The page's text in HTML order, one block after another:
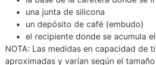
una junta de silicona
un depósito de café (embudo)
el recipiente donde se acumula
NOTA: Las medidas en capacidad de
aproximadas y varían según el